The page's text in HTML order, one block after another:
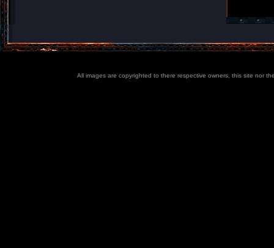
All images are copyrighted to there respective owners, this site nor